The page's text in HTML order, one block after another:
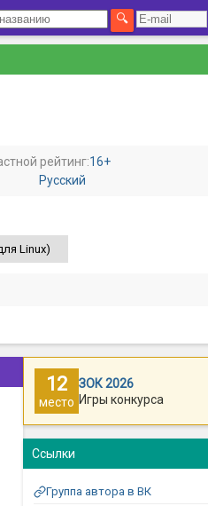
рейтинг:16+
Русский
Linux)
12
место
ЗОК 2026
Игры конкурса
Ссылки
Группа автора в ВК